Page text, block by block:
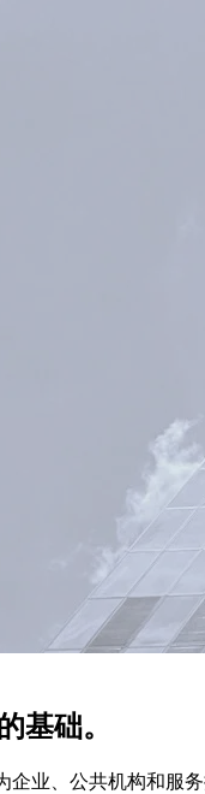
基础。
企业、公共机构和服